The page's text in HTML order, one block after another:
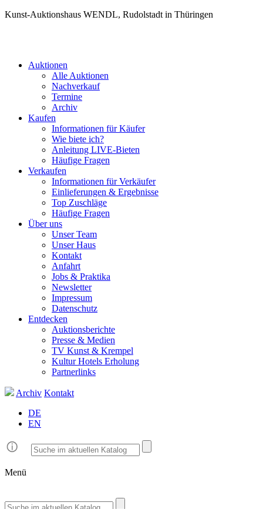
Kunst-Auktionshaus WENDL, Rudolstadt in Thüringen
Auktionen
Alle Auktionen
Nachverkauf
Termine
Archiv
Kaufen
Informationen für Käufer
Wie biete ich?
Anleitung LIVE-Bieten
Häufige Fragen
Verkaufen
Informationen für Verkäufer
Einlieferungen & Ergebnisse
Top Zuschläge
Häufige Fragen
Über uns
Unser Team
Unser Haus
Kontakt
Anfahrt
Jobs & Praktika
Newsletter
Impressum
Datenschutz
Entdecken
Auktionsberichte
Presse & Medien
TV Kunst & Krempel
Kultur Hotels Erholung
Partnerlinks
Archiv Kontakt
DE
EN
Menü